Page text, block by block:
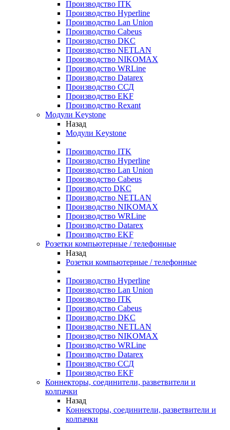
Производство ITK
Производство Hyperline
Производство Lan Union
Производство Cabeus
Производство DKC
Производство NETLAN
Производство NIKOMAX
Производство WRLine
Производство Datarex
Производство ССД
Производство EKF
Производство Rexant
Модули Keystone
Назад
Модули Keystone
Производство ITK
Производство Hyperline
Производство Lan Union
Производство Cabeus
Производсто DKC
Производство NETLAN
Производство NIKOMAX
Производство WRLine
Производство Datarex
Производство EKF
Розетки компьютерные / телефонные
Назад
Розетки компьютерные / телефонные
Производство Hyperline
Производство Lan Union
Производство ITK
Производство Cabeus
Производство DKC
Производство NETLAN
Производство NIKOMAX
Производство WRLine
Производство Datarex
Производство ССД
Производство EKF
Коннекторы, соединители, разветвители и
колпачки
Назад
Коннекторы, соединители, разветвители и
колпачки